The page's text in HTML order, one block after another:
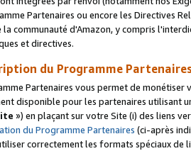
Partenaires ou encore les Directives
la communauté d'Amazon, y compris
et directives.
du Programme
Partenaires vous permet de
disponible pour les partenaires utilisant
») en plaçant sur votre Site (i) des liens
du Programme Partenaires (ci-après
correctement les formats spéciaux de